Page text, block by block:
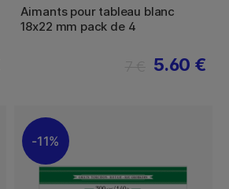
Aimants pour tableau blanc
18x22 mm pack de 4
5.60 €
11%